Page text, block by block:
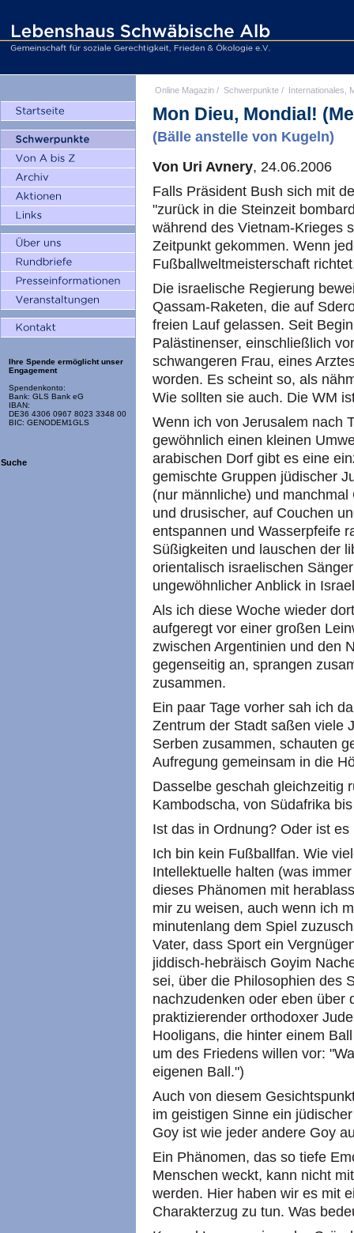
Ihre Spende ermöglicht unser
Engagement
Spendenkonto:
Bank: GLS Bank eG
IBAN:
DE36 4306 0967 8023 3348 00
BIC: GENODEM1GLS
Suche
Online Magazin / Schwerpunkte / Internationales,
Mon Dieu, Mondial!
(Bälle anstelle von Kugeln)
Von Uri Avnery, 24.06.2006
Falls Präsident Bush sich mit
"zurück in die Steinzeit
während des Vietnam-Krieges
Zeitpunkt gekommen. Wenn
Fußballweltmeisterschaft
Die israelische Regierung
Qassam-Raketen, die auf
freien Lauf gelassen. Seit
Palästinenser, einschließlich
schwangeren Frau, eines
worden. Es scheint so, als
Wie sollten sie auch. Die WM
Wenn ich von Jerusalem nach
gewöhnlich einen kleinen
arabischen Dorf gibt es eine
gemischte Gruppen jüdischer
(nur männliche) und
und drusischer, auf Couchen
entspannen und Wasserpfeife
Süßigkeiten und lauschen der
orientalisch israelischen
ungewöhnlicher Anblick in
Als ich diese Woche wieder
aufgeregt vor einer großen
zwischen Argentinien und den
gegenseitig an, sprangen
zusammen.
Ein paar Tage vorher sah ich
Zentrum der Stadt saßen viele
Serben zusammen, schauten
Aufregung gemeinsam in die
Dasselbe geschah gleichzeitig
Kambodscha, von Südafrika
Ist das in Ordnung? Oder ist es
Ich bin kein Fußballfan. Wie
Intellektuelle halten (was
dieses Phänomen mit
mir zu weisen, auch wenn ich
minutenlang dem Spiel
Vater, dass Sport ein
jiddisch-hebräisch Goyim
sei, über die Philosophien des
nachzudenken oder eben über
praktizierender orthodoxer
Hooligans, die hinter einem
um des Friedens willen vor:
eigenen Ball.")
Auch von diesem
im geistigen Sinne ein
Goy ist wie jeder andere Goy
Ein Phänomen, das so tiefe
Menschen weckt, kann nicht
werden. Hier haben wir es mit
Charakterzug zu tun. Was